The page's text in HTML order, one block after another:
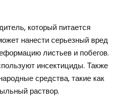
который питается
нанести серьезный вред
листьев и побегов.
инсектициды. Также
средства, такие как
раствор.